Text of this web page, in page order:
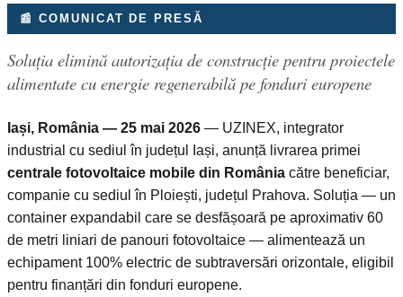
📰 COMUNICAT DE PRESĂ
Soluția elimină autorizația de construcție pentru proiectele
alimentate cu energie regenerabilă pe fonduri europene
Iași, România — 25 mai 2026 — UZINEX, integrator
industrial cu sediul în județul Iași, anunță livrarea primei
centrale fotovoltaice mobile din România către beneficiar,
companie cu sediul în Ploiești, județul Prahova. Soluția — un
container expandabil care se desfășoară pe aproximativ 60
de metri liniari de panouri fotovoltaice — alimentează un
echipament 100% electric de subtraversări orizontale, eligibil
pentru finanțări din fonduri europene.